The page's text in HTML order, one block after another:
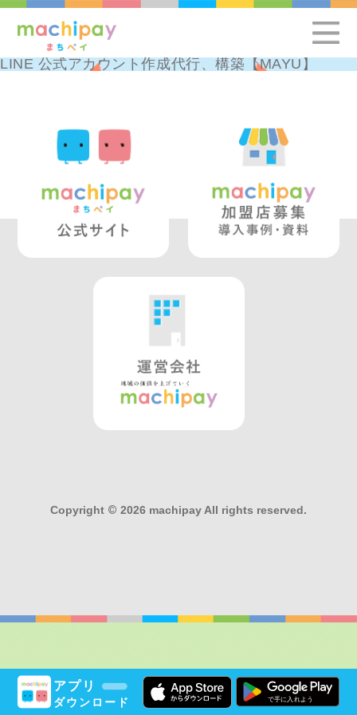
アプリ
ダウンロード
LINE 公式アカウント作成代行、構築【MAYU】
Copyright © 2026 machipay All rights reserved.